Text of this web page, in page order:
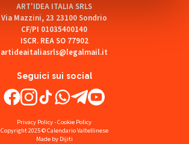
Seguici sui social
ART'IDEA ITALIA SRLS
Via Mazzini, 23 23100 Sondrio
CF/PI 01035400140
ISCR. REA SO 77902
artideaitaliasrls@legalmail.it
Privacy Policy-Cookie Policy
Copyright 2025 © Calendario Valtellinese
Made by Dijiti